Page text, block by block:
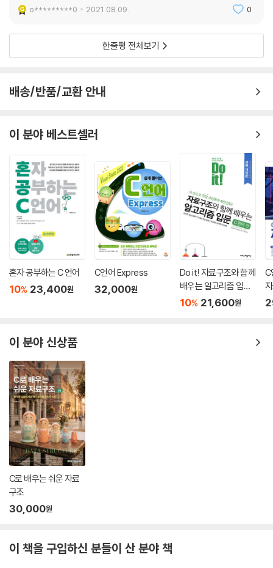
10.3 메모리 사용과 지역/전역 변수, 동적 메모리 할당에 대한 고찰
11장 내가 만드는 변수들 모임 - 구조체
11.3 구조체 복사하기
12.1 정보를 모아서 저장히기: 구조체 배열
12.2 구조체 배열의 메모리 관리 필요성 및 배열의 한계
12.3 연결 리스트의 필요성
12.4 typedef 키워드로 구조체 별명 짓기
13장 프로그래밍의 오류를 수정하기 - 디버깅
13.1 디버깅이란
13.2 printf() 함수를 사용해서 디버깅하기
13.3 마치는 글
o*********0 2021.08.09. 0
한줄평 전체보기
배송/반품/교환 안내
이 분야 베스트셀러
혼자 공부하는 C 언어
10% 23,400원
C언어 Express
32,000원
Do it! 자료구조와 함께
배우는 알고리즘 입문
C 언어 편 (전면 개정
10% 21,600원
C
이 분야 신상품
C로 배우는 쉬운 자료
구조
30,000원
이 책을 구입하신 분들이 산 분야 책